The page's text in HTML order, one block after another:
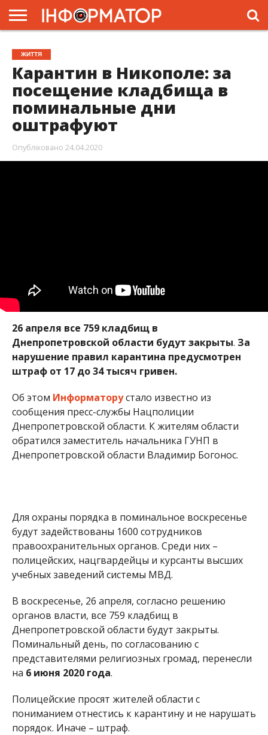
ГОЛОВНА
ЖИТТЯ
ВЛАДА
ГРОШІ
ТРЕШ
ПРЕС-
РЕЛІЗИ
РЕКЛАМА
ПРОЕКТИ
ЖИТТЯ
Карантин в Никополе: за
посещение кладбища в
поминальные дни
оштрафуют
Опубліковано 24.04.2020
26 апреля все 759 кладбищ в
Днепропетровской области будут закрыты. За
нарушение правил карантина предусмотрен
штраф от 17 до 34 тысяч гривен.
Об этом Информаторустало известно из
сообщения пресс-службы Нацполиции
Днепропетровской области. К жителям области
обратился заместитель начальника ГУНП в
Днепропетровской области Владимир Богонос.
Для охраны порядка в поминальное воскресенье
будут задействованы 1600 сотрудников
правоохранительных органов. Среди них –
полицейских, нацгвардейцы и курсанты высших
учебных заведений системы МВД.
В воскресенье, 26 апреля, согласно решению
органов власти, все 759 кладбищ в
Днепропетровской области будут закрыты.
Поминальный день, по согласованию с
представителями религиозных громад, перенесли
на 6 июня 2020 года.
Полицейские просят жителей области с
пониманием отнестись к карантину и не нарушать
порядок. Иначе – штраф.